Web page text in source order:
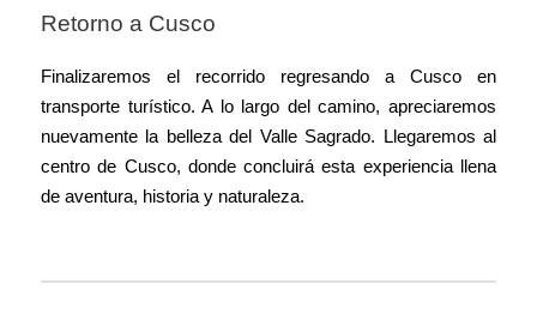
Retorno a Cusco
Finalizaremos el recorrido regresando a Cusco en
transporte turístico. A lo largo del camino, apreciaremos
nuevamente la belleza del Valle Sagrado. Llegaremos al
centro de Cusco, donde concluirá esta experiencia llena
de aventura, historia y naturaleza.